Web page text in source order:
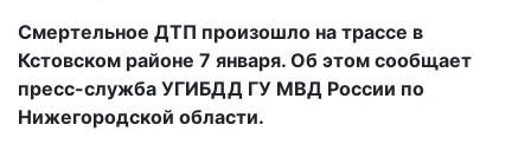
Смертельное ДТП произошло на трассе в
Кстовском районе 7 января. Об этом сообщает
пресс-служба УГИБДД ГУ МВД России по
Нижегородской области.